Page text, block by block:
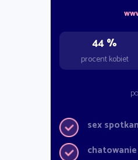
44 %
procent kobiet
sex
chatowanie